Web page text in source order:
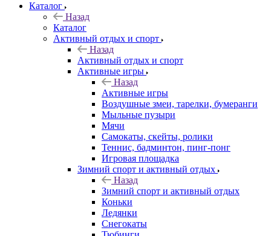
Каталог
Назад
Каталог
Активный отдых и спорт
Назад
Активный отдых и спорт
Активные игры
Назад
Активные игры
Воздушные змеи, тарелки, бумеранги
Мыльные пузыри
Мячи
Самокаты, скейты, ролики
Теннис, бадминтон, пинг-понг
Игровая площадка
Зимний спорт и активный отдых
Назад
Зимний спорт и активный отдых
Коньки
Ледянки
Снегокаты